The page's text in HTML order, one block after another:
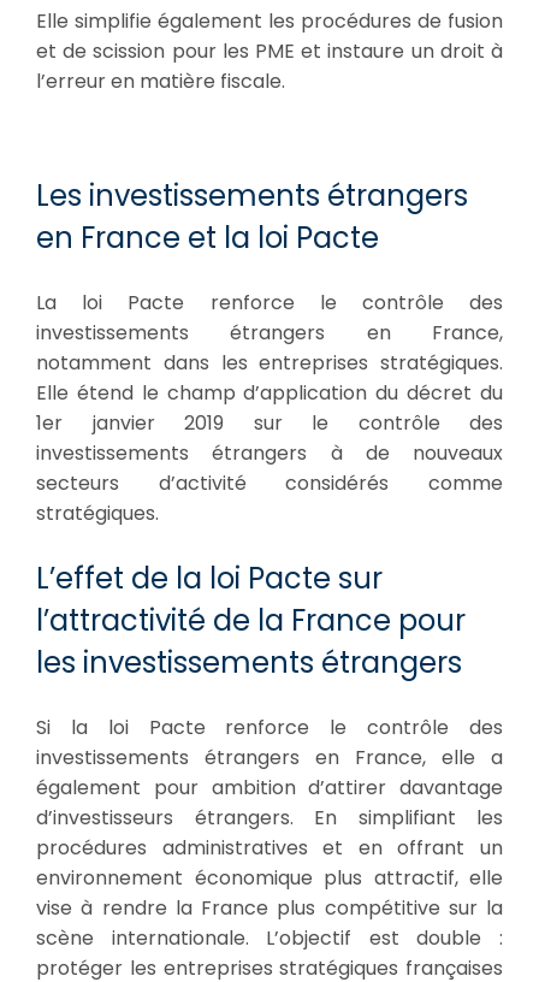
Elle simplifie également les procédures de fusion
et de scission pour les PME et instaure un droit à
l’erreur en matière fiscale.
Les investissements étrangers
en France et la loi Pacte
La loi Pacte renforce le contrôle des
investissements étrangers en France,
notamment dans les entreprises stratégiques.
Elle étend le champ d’application du décret du
1er janvier 2019 sur le contrôle des
investissements étrangers à de nouveaux
secteurs d’activité considérés comme
stratégiques.
L’effet de la loi Pacte sur
l’attractivité de la France pour
les investissements étrangers
Si la loi Pacte renforce le contrôle des
investissements étrangers en France, elle a
également pour ambition d’attirer davantage
d’investisseurs étrangers. En simplifiant les
procédures administratives et en offrant un
environnement économique plus attractif, elle
vise à rendre la France plus compétitive sur la
scène internationale. L’objectif est double :
protéger les entreprises stratégiques françaises